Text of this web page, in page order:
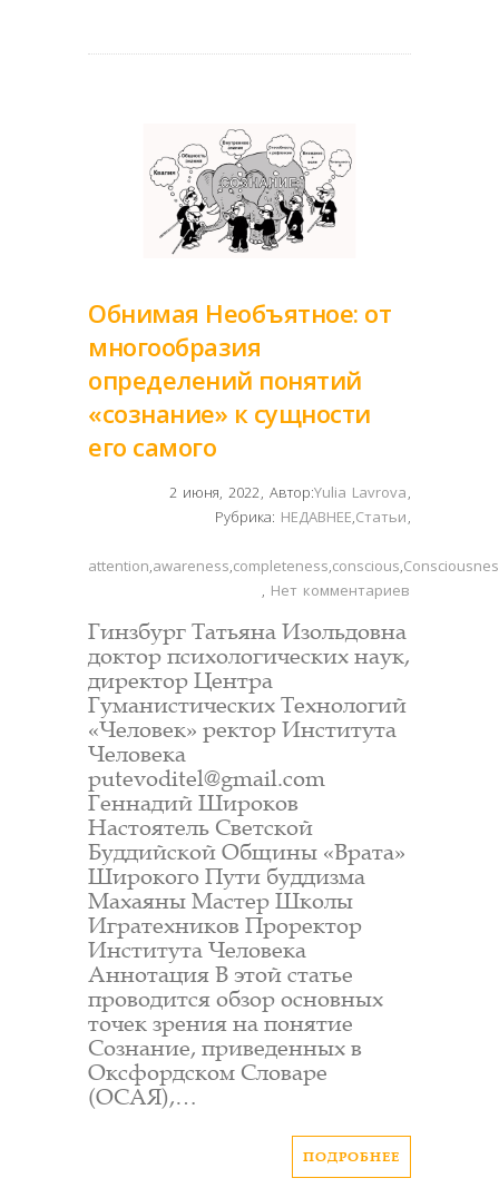
Обнимая Необъятное: от
многообразия
определений понятий
«сознание» к сущности
его самого
2 июня, 2022, Автор:Yulia Lavrova,
Рубрика: НЕДАВНЕЕ,Статьи,
attention,awareness,completeness,conscious,
, Нет комментариев
Гинзбург Татьяна Изольдовна
доктор психологических наук,
директор Центра
Гуманистических Технологий
«Человек» ректор Института
Человека
putevoditel@gmail.com
Геннадий Широков
Настоятель Светской
Буддийской Общины «Врата»
Широкого Пути буддизма
Махаяны Мастер Школы
Игратехников Проректор
Института Человека
Аннотация В этой статье
проводится обзор основных
точек зрения на понятие
Сознание, приведенных в
Оксфордском Словаре
(ОСАЯ),…
ПОДРОБНЕЕ